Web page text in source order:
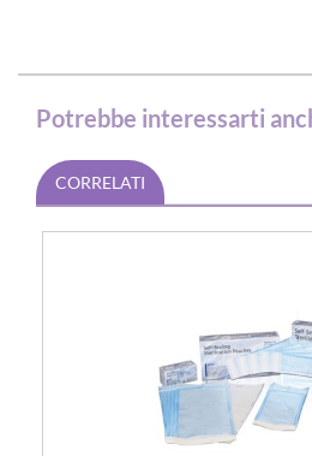
Potrebbe interessarti
CORRELATI